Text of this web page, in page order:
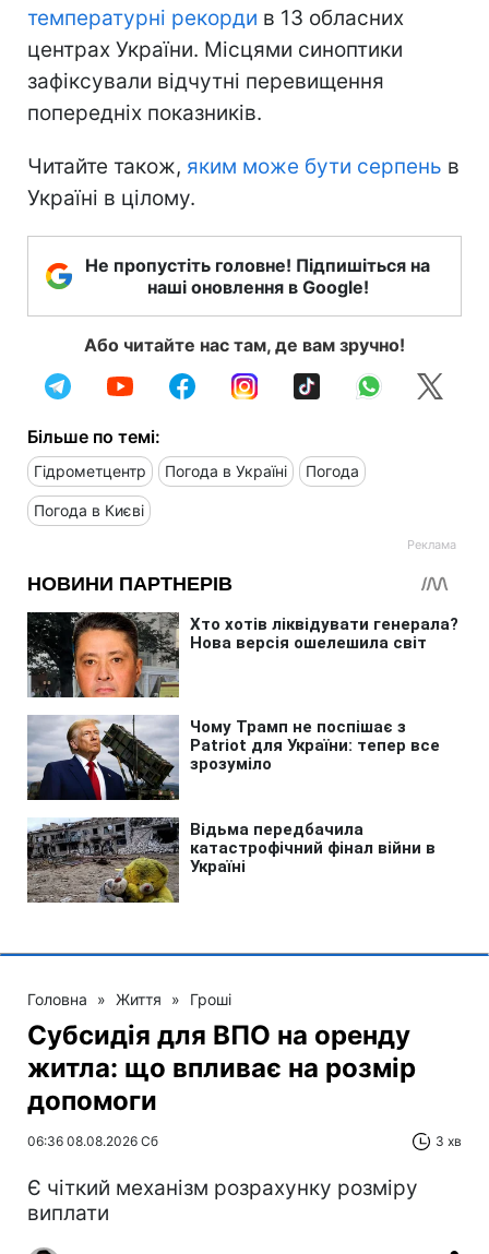
температурні рекорди в 13 обласних
центрах України. Місцями синоптики
зафіксували відчутні перевищення
попередніх показників.
Читайте також, яким може бути серпень в
Україні в цілому.
Не пропустіть головне! Підпишіться на
наші оновлення в Google!
Або читайте нас там, де вам зручно!
Більше по темі:
Гідрометцентр Погода в Україні Погода
Погода в Києві
Головна » Життя » Гроші
Субсидія для ВПО на оренду
житла: що впливає на розмір
допомоги
06:36 08.08.2026 Сб 3 хв
Є чіткий механізм розрахунку розміру
виплати